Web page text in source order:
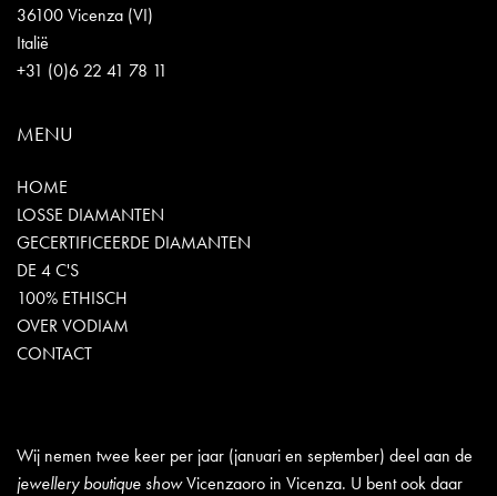
36100 Vicenza (VI)
Italië
+31 (0)6 22 41 78 11
MENU
HOME
LOSSE DIAMANTEN
GECERTIFICEERDE DIAMANTEN
DE 4 C'S
100% ETHISCH
OVER VODIAM
CONTACT
Wij nemen twee keer per jaar (januari en september) deel aan de
jewellery boutique showVicenzaoro in Vicenza. U bent ook daar